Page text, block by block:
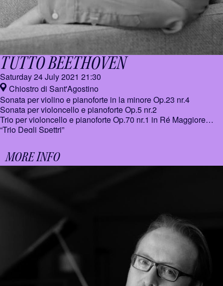
TUTTO BEETHOVEN
Saturday 24 July 2021 21:30
Chiostro di Sant'Agostino
Sonata per violino e pianoforte in la minore Op.23 nr.4
Sonata per violoncello e pianoforte Op.5 nr.2
Trio per violoncello e pianoforte Op.70 nr.1 in Ré Maggiore
“Trio Degli Spettri”
MORE INFO